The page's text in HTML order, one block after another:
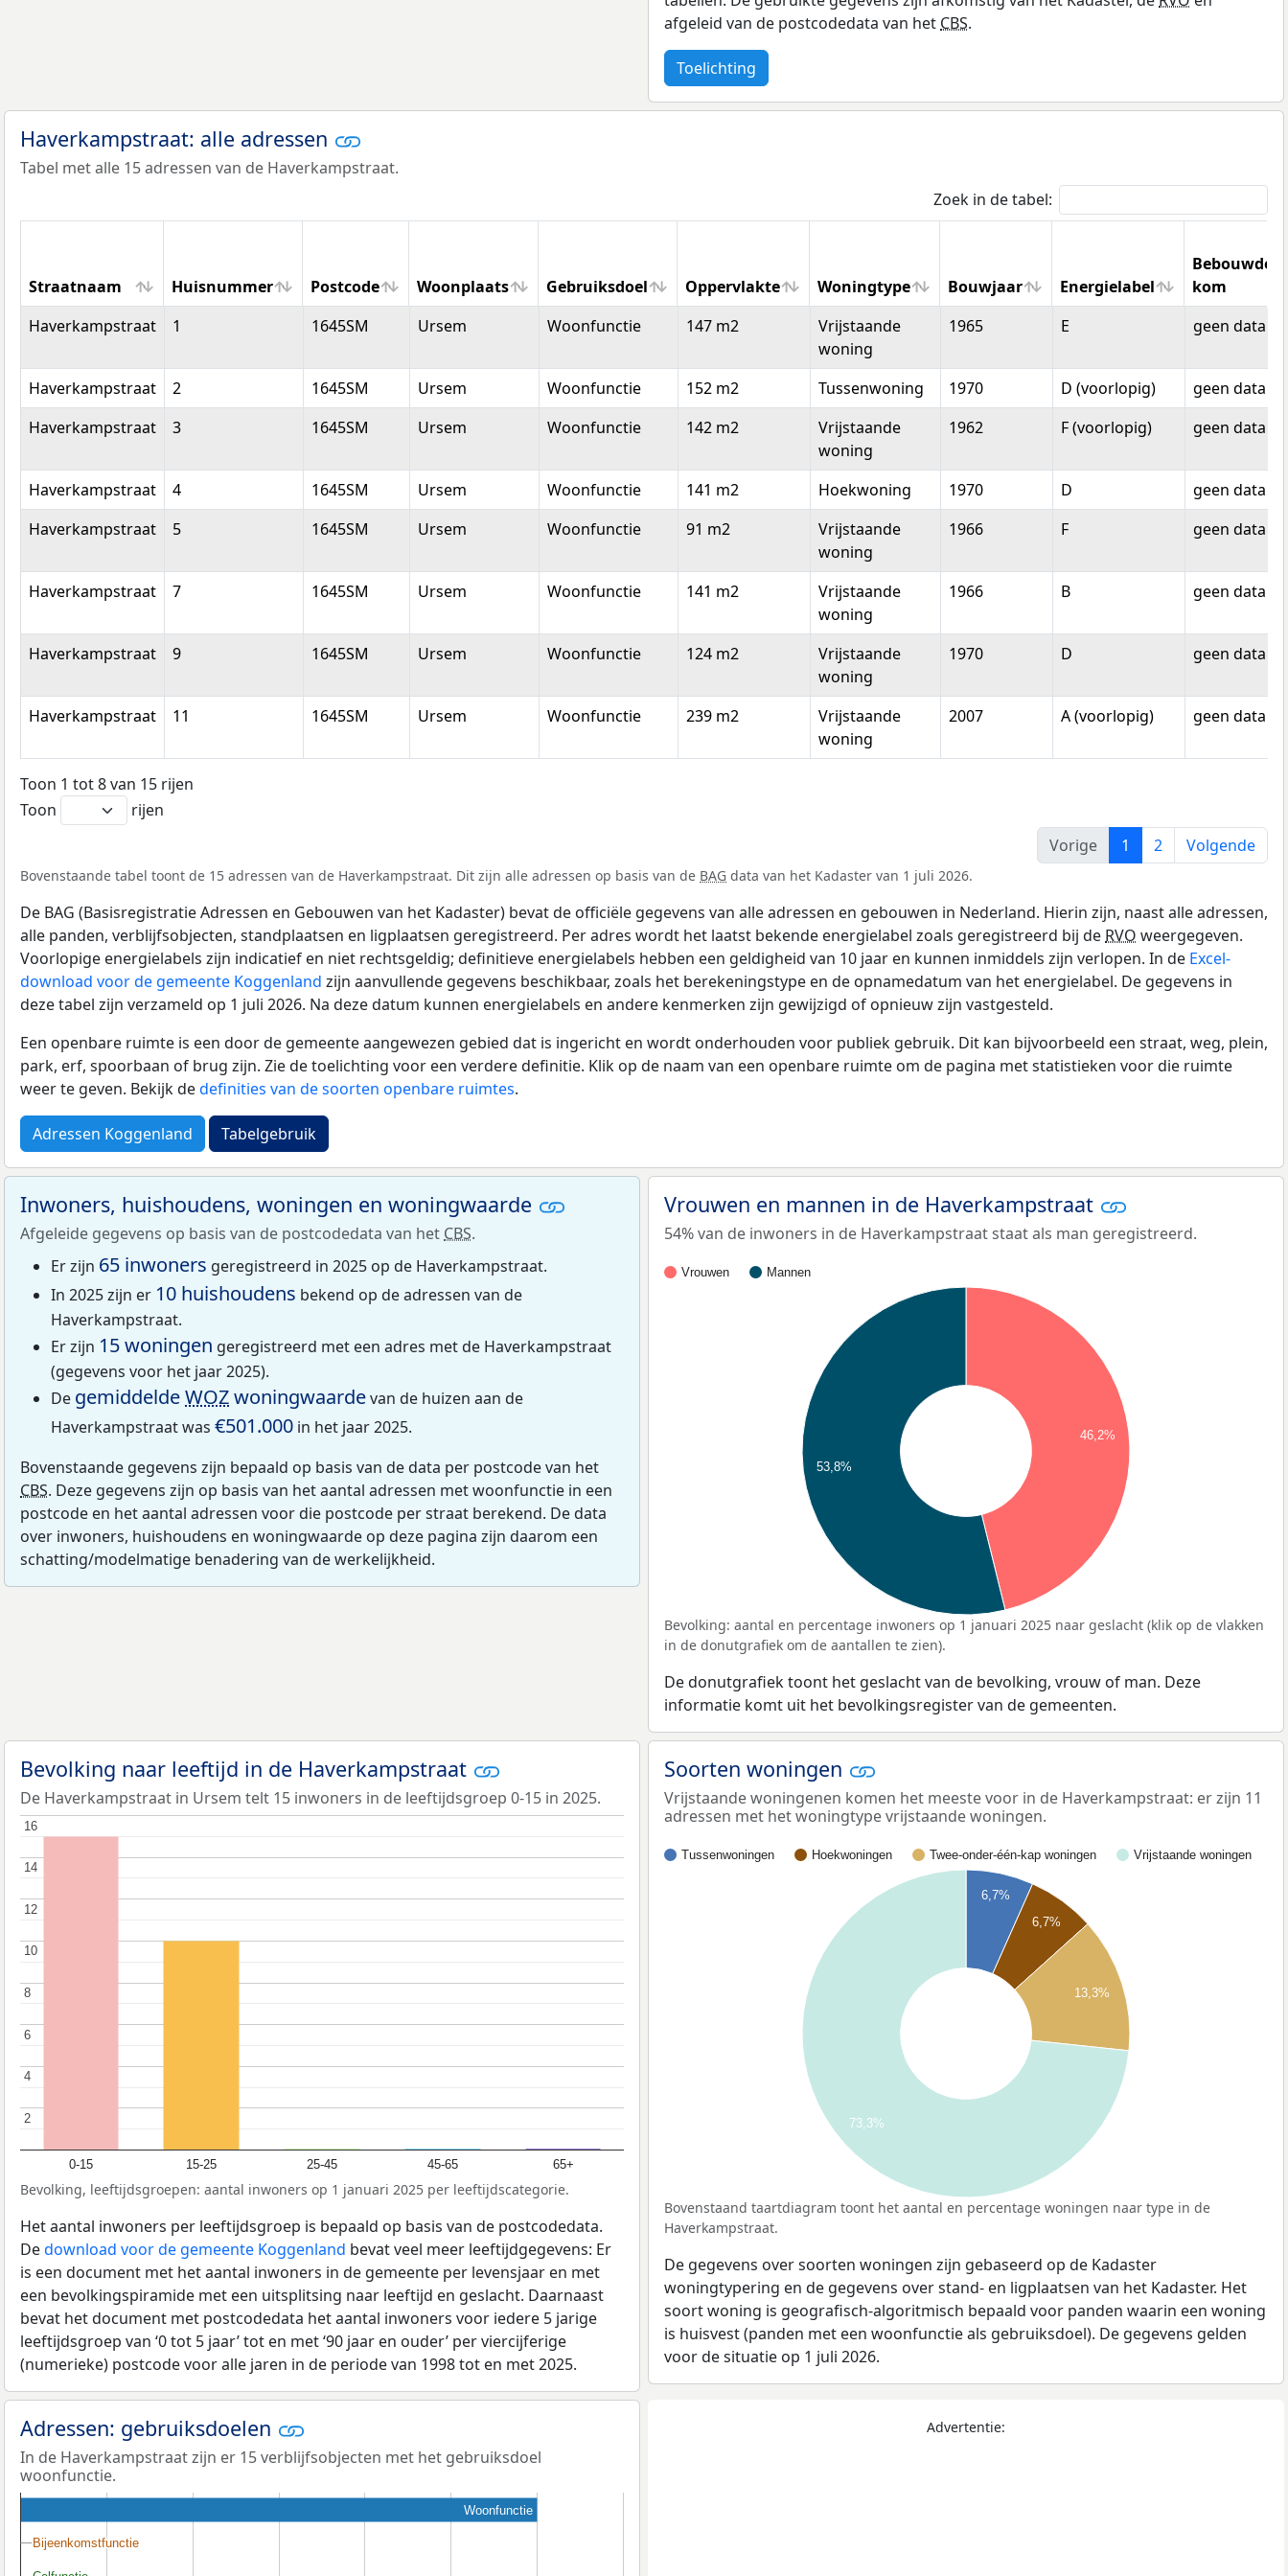
afgeleid van de postcodedata van het CBS.
Toelichting
Haverkampstraat: alle adressen
Tabel met alle 15 adressen van de Haverkampstraat.
Zoek in de tabel:
Straatnaam Huisnummer Postcode Woonplaats Gebruiksdoel Oppervlakte Woningtype Bouwjaar Energielabel
Bebouwde
kom
Straatnaam
Huisnummer Postcode Woonplaats Gebruiksdoel Oppervlakte Woningtype Bouwjaar Energielabel
Bebouwde
kom
Haverkampstraat 1 1645SM Ursem Woonfunctie 147 m2
Vrijstaande
woning
1965 E geen data
Haverkampstraat 2 1645SM Ursem Woonfunctie 152 m2 Tussenwoning 1970 D (voorlopig)
geen data
Haverkampstraat
3 1645SM Ursem Woonfunctie 142 m2
Vrijstaande
woning
1962 F (voorlopig) geen data
Haverkampstraat 4 1645SM Ursem Woonfunctie 141 m2 Hoekwoning 1970 D
geen data
Haverkampstraat
5 1645SM Ursem Woonfunctie 91 m2
Vrijstaande
woning
1966 F geen data
Haverkampstraat 7 1645SM Ursem Woonfunctie 141 m2
Vrijstaande
woning
1966 B geen data
Haverkampstraat 9 1645SM Ursem Woonfunctie 124 m2
Vrijstaande
woning
1970 D geen data
Haverkampstraat 11 1645SM Ursem Woonfunctie 239 m2
Vrijstaande
woning
2007 A (voorlopig) geen data
Toon 1 tot 8 van 15 rijen
Toon
rijen
Vorige
1 2 Volgende
Bovenstaande tabel toont de 15 adressen van de Haverkampstraat. Dit zijn alle adressen op basis van de BAG data van het Kadaster van 1 juli 2026.
De BAG (Basisregistratie Adressen en Gebouwen van het Kadaster) bevat de officiële gegevens van alle adressen en gebouwen in Nederland. Hierin zijn, naast alle adressen,
alle panden, verblijfsobjecten, standplaatsen en ligplaatsen geregistreerd. Per adres wordt het laatst bekende energielabel zoals geregistreerd bij de RVO weergegeven.
Voorlopige energielabels zijn indicatief en niet rechtsgeldig; definitieve energielabels hebben een geldigheid van 10 jaar en kunnen inmiddels zijn verlopen. In de Excel-
download voor de gemeente Koggenland zijn aanvullende gegevens beschikbaar, zoals het berekeningstype en de opnamedatum van het energielabel. De gegevens in
deze tabel zijn verzameld op 1 juli 2026. Na deze datum kunnen energielabels en andere kenmerken zijn gewijzigd of opnieuw zijn vastgesteld.
Een openbare ruimte is een door de gemeente aangewezen gebied dat is ingericht en wordt onderhouden voor publiek gebruik. Dit kan bijvoorbeeld een straat, weg, plein,
park, erf, spoorbaan of brug zijn. Zie de toelichting voor een verdere definitie. Klik op de naam van een openbare ruimte om de pagina met statistieken voor die ruimte
weer te geven. Bekijk dedefinities van de soorten openbare ruimtes.
Adressen Koggenland Tabelgebruik
Inwoners, huishoudens, woningen en woningwaarde
Afgeleide gegevens op basis van de postcodedata van het CBS.
Er zijn 65 inwoners geregistreerd in 2025 op de Haverkampstraat.
In 2025 zijn er 10 huishoudens bekend op de adressen van de
Haverkampstraat.
Er zijn 15 woningen geregistreerd met een adres met de Haverkampstraat
(gegevens voor het jaar 2025).
De gemiddeldeWOZwoningwaardevan de huizen aan de
Haverkampstraat was €501.000 in het jaar 2025.
Bovenstaande gegevens zijn bepaald op basis van de data per postcode van het
CBS. Deze gegevens zijn op basis van het aantal adressen met woonfunctie in een
postcode en het aantal adressen voor die postcode per straat berekend. De data
over inwoners, huishoudens en woningwaarde op deze pagina zijn daarom een
schatting/modelmatige benadering van de werkelijkheid.
Vrouwen en mannen in de Haverkampstraat
54% van de inwoners in de Haverkampstraat staat als man geregistreerd.
Vrouwen Mannen
46,2%
53,8%
Bevolking: aantal en percentage inwoners op 1 januari 2025 naar geslacht (klik op de vlakken
in de donutgrafiek om de aantallen te zien).
De donutgrafiek toont het geslacht van de bevolking, vrouw of man. Deze
informatie komt uit het bevolkingsregister van de gemeenten.
Bevolking naar leeftijd in de Haverkampstraat
De Haverkampstraat in Ursem telt 15 inwoners in de leeftijdsgroep 0-15 in 2025.
0-15 15-25 25-45 45-65 65+
2
2
4
4
6
6
8
8
10
10
12
12
14
14
16
16
Bevolking, leeftijdsgroepen: aantal inwoners op 1 januari 2025 per leeftijdscategorie.
Het aantal inwoners per leeftijdsgroep is bepaald op basis van de postcodedata.
Dedownload voor de gemeente Koggenland bevat veel meer leeftijdgegevens: Er
is een document met het aantal inwoners in de gemeente per levensjaar en met
een bevolkingspiramide met een uitsplitsing naar leeftijd en geslacht. Daarnaast
bevat het document met postcodedata het aantal inwoners voor iedere 5 jarige
leeftijdsgroep van ‘0 tot 5 jaar’ tot en met ‘90 jaar en ouder’ per viercijferige
(numerieke) postcode voor alle jaren in de periode van 1998 tot en met 2025.
Soorten woningen
Vrijstaande woningenen komen het meeste voor in de Haverkampstraat: er zijn 11
adressen met het woningtype vrijstaande woningen.
Tussenwoningen Hoekwoningen Twee-onder-één-kap woningen Vrijstaande woningen
6,7%
6,7%
13,3%
73,3%
Bovenstaand taartdiagram toont het aantal en percentage woningen naar type in de
Haverkampstraat.
De gegevens over soorten woningen zijn gebaseerd op de Kadaster
woningtypering en de gegevens over stand- en ligplaatsen van het Kadaster. Het
soort woning is geografisch-algoritmisch bepaald voor panden waarin een woning
is huisvest (panden met een woonfunctie als gebruiksdoel). De gegevens gelden
voor de situatie op 1 juli 2026.
Adressen: gebruiksdoelen
In de Haverkampstraat zijn er 15 verblijfsobjecten met het gebruiksdoel
woonfunctie.
Woonfunctie
Bijeenkomstfunctie
Bijeenkomstfunctie
Advertentie: